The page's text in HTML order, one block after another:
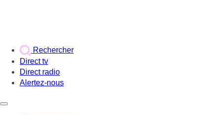
Rechercher
Direct tv
Direct radio
Alertez-nous